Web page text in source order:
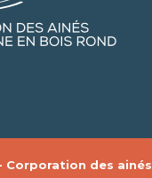
Corporation des